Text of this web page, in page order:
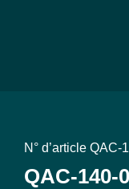
N° d’article QAC-
QAC-140-